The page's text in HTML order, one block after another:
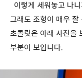
이렇게 세워놓고 나
그래도 조형이 매우
초콜릿은 아래 사진을
부분이 보입니다.